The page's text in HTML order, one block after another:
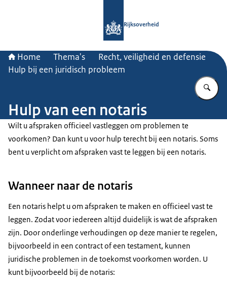
Rijksoverheid
Home Thema's
Recht, veiligheid en defensie
Hulp bij een juridisch probleem
Hulp van een notaris
Wilt u afspraken officieel vastleggen om problemen te
voorkomen? Dan kunt u voor hulp terecht bij een notaris. Soms
bent u verplicht om afspraken vast te leggen bij een notaris.
Wanneer naar de notaris
Een notaris helpt u om afspraken te maken en officieel vast te
leggen. Zodat voor iedereen altijd duidelijk is wat de afspraken
zijn. Door onderlinge verhoudingen op deze manier te regelen,
bijvoorbeeld in een contract of een testament, kunnen
juridische problemen in de toekomst voorkomen worden. U
kunt bijvoorbeeld bij de notaris: